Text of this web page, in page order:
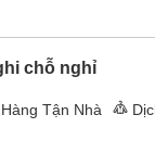
chỗ nghỉ
Tận Nhà